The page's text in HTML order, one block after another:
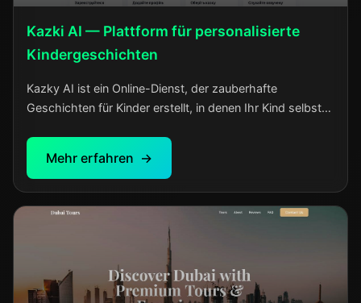
Kazki AI — Plattform für personalisierte
Kindergeschichten
Kazky AI ist ein Online-Dienst, der zauberhafte
Geschichten für Kinder erstellt, in denen Ihr Kind selbst
das Alter des Kindes ein, wählen ein Thema – und
erhalten im Handumdrehen eine einzigartige Geschichte
Geschichten, Abenteuer, Zaubergeschichten – jede
für ukrainische Familien mit Kindern im Alter von 3 bis 12
Jahren entwickelt.
Mehr erfahren